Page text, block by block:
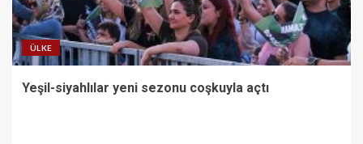
ÜLKE
Yeşil-siyahlılar yeni sezonu coşkuyla açtı